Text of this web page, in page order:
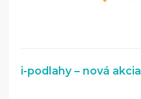
i-podlahy – nová akcia